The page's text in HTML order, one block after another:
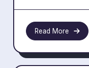
Read More